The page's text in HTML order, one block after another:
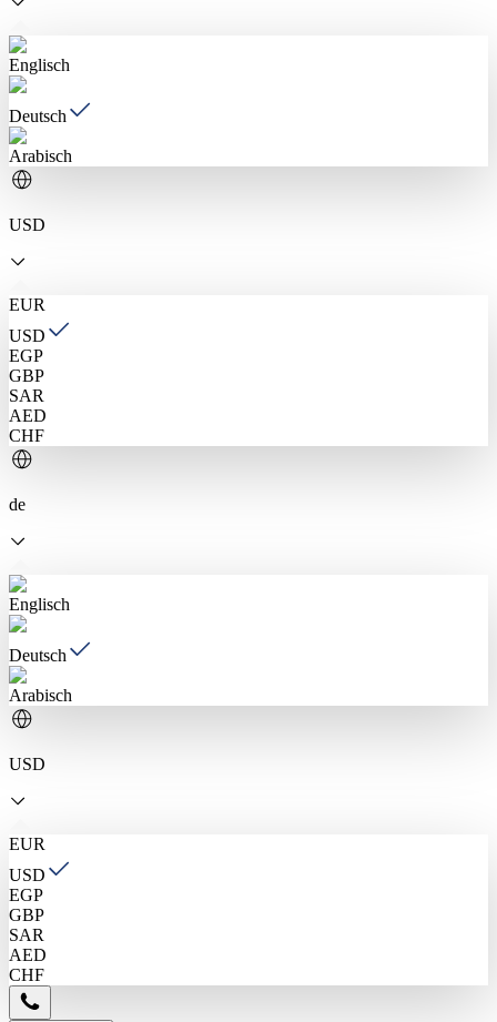
Englisch
Deutsch
Arabisch
USD
EUR
USD
EGP
GBP
SAR
AED
CHF
de
Englisch
Deutsch
Arabisch
USD
EUR
USD
EGP
GBP
SAR
AED
CHF